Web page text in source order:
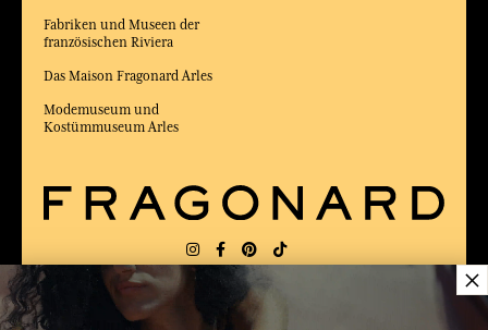
Fabriken und Museen der
französischen Riviera
Das Maison Fragonard Arles
Modemuseum und
Kostümmuseum Arles
LIEFERUNG: FR
×